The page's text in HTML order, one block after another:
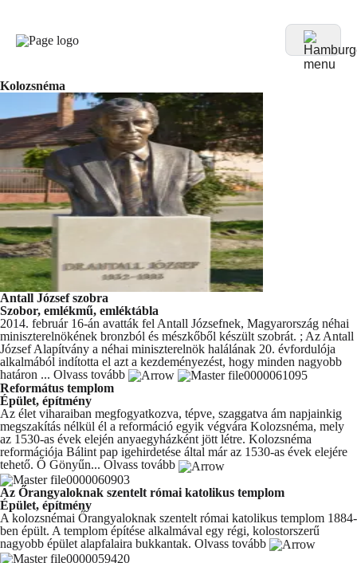
Kolozsnéma
Antall József szobra
Szobor, emlékmű, emléktábla
2014. február 16-án avatták fel Antall Józsefnek, Magyarország néhai
miniszterelnökének bronzból és mészkőből készült szobrát. ; Az Antall
József Alapítvány a néhai miniszterelnök halálának 20. évfordulója
alkalmából indította el azt a kezdeményezést, hogy minden nagyobb
határon ... Olvass tovább
Református templom
Épület, építmény
Az élet viharaiban megfogyatkozva, tépve, szaggatva ám napjainkig
megszakítás nélkül él a reformáció egyik végvára Kolozsnéma, mely
az 1530-as évek elején anyaegyházként jött létre. Kolozsnéma
reformációja Bálint pap igehirdetése által már az 1530-as évek elejére
tehető. Ő Gönyűn... Olvass tovább
Az Őrangyaloknak szentelt római katolikus templom
Épület, építmény
A kolozsnémai Őrangyaloknak szentelt római katolikus templom 1884-
ben épült. A templom építése alkalmával egy régi, kolostorszerű
nagyobb épület alapfalaira bukkantak. Olvass tovább